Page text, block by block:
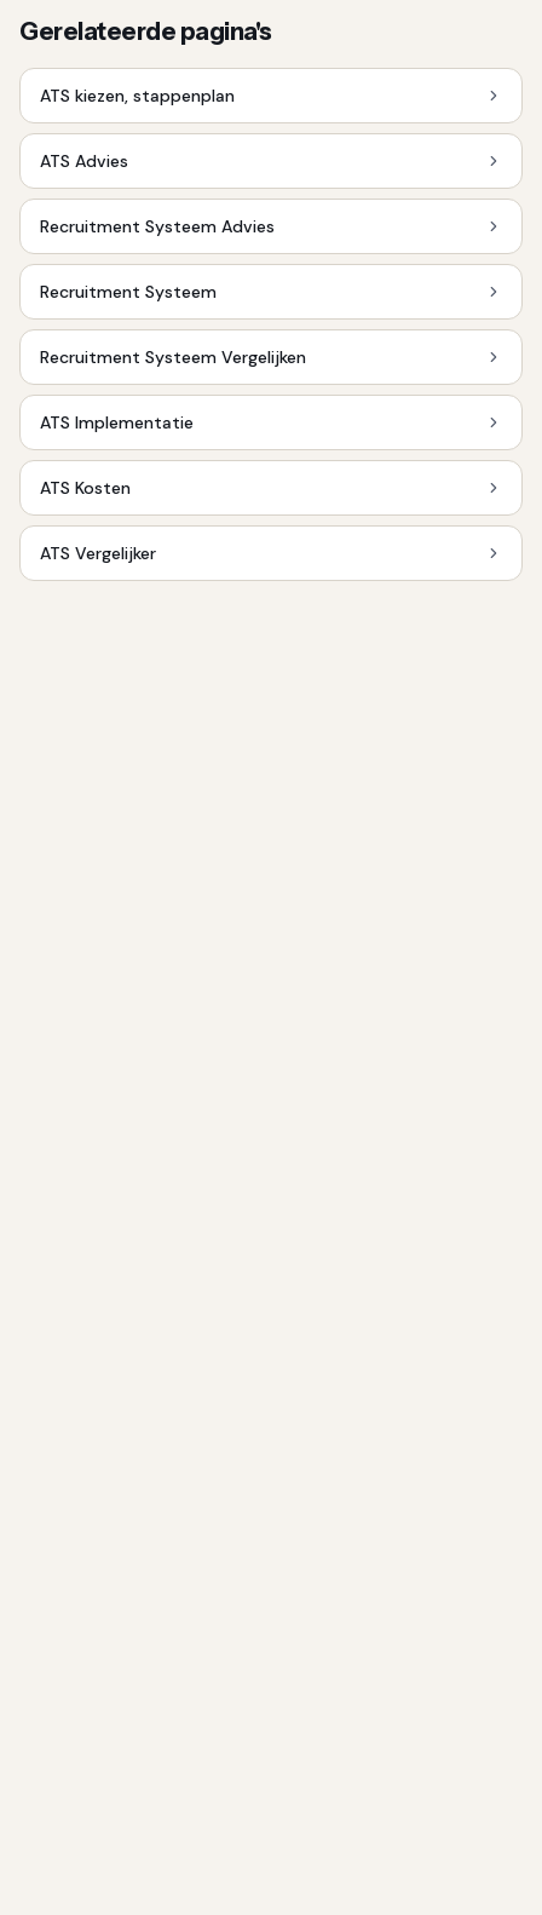
Gerelateerde pagina's
ATS kiezen, stappenplan
ATS Advies
Recruitment Systeem Advies
Recruitment Systeem
Recruitment Systeem Vergelijken
ATS Implementatie
ATS Kosten
ATS Vergelijker